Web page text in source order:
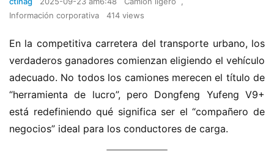
Información corporativa
414 views
En la competitiva carretera del transporte urbano, los
verdaderos ganadores comienzan eligiendo el vehículo
adecuado. No todos los camiones merecen el título de
“herramienta de lucro”, pero Dongfeng Yufeng V9+
está redefiniendo qué significa ser el “compañero de
negocios” ideal para los conductores de carga.